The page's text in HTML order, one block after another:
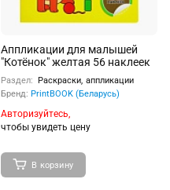
Аппликации для малышей
"Котёнок" желтая 56 наклеек
Раздел:
Раскраски, аппликации
Бренд: PrintBOOK (Беларусь)
Авторизуйтесь,
чтобы увидеть цену
В корзину